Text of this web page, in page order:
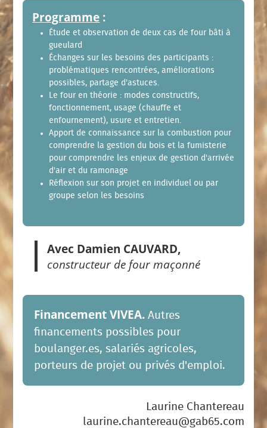
Programme :
Étude et observation de deux cas de four bâti à
gueulard
Échanges sur les besoins des participants :
problématiques rencontrées, améliorations
possibles, partage d'astuces.
Le four en théorie : modes constructifs,
fonctionnement, usage (chauffe et
enfournement), usure et entretien.
Apport de connaissance sur la combustion pour
comprendre la gestion du bois et la fumisterie
pour comprendre les enjeux de gestion d'arrivée
d'air et du ramonage
Réflexion sur son projet en individuel ou par
groupe selon les besoins
Avec Damien CAUVARD,
constructeur de four maçonné
Financement VIVEA. Autres
financements possibles pour
boulanger.es, salariés agricoles,
porteurs de projet ou privés d'emploi.
Laurine Chantereau
laurine.chantereau@gab65.com